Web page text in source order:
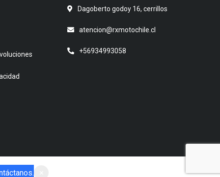
Dagoberto godoy 16, cerrillos
atencion@rxmotochile.cl
+56934993058